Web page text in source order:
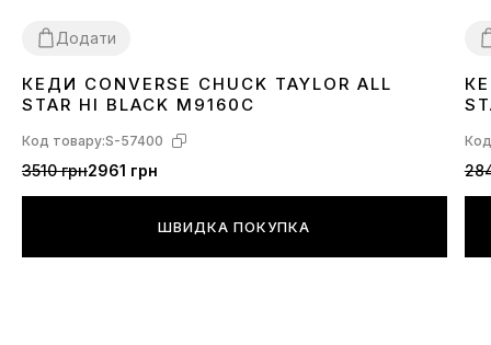
Додати
36373839 40 41424344
КЕДИ CONVERSE CHUCK TAYLOR ALL
STAR HI BLACK M9160C
Код товару:S-57400
3510 грн2961 грн
ШВИДКА ПОКУПКА